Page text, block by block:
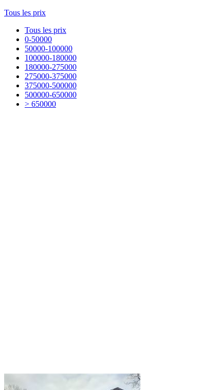
Tous les prix
Tous les prix
0-50000
50000-100000
100000-180000
180000-275000
275000-375000
375000-500000
500000-650000
> 650000